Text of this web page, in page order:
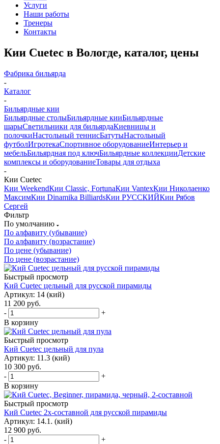
Услуги
Наши работы
Тренеры
Контакты
Кии Cuetec в Вологде, каталог, цены
Фабрика бильярда
-
Каталог
-
Бильярдные кии
Бильярдные столыБильярдные кииБильярдные
шарыСветильники для бильярдаКиевницы и
полочкиНастольный теннисБатутыНастольный
футболИгротекаСпортивное оборудованиеИнтерьер и
мебельБильярдная под ключБильярдные коллекцииДетские
комплексы и оборудованиеТовары для отдыха
-
Кии Cuetec
Кии WeekendКии Classic, FortunaКии VantexКии Николаенко
МаксимКии Dinamika BilliardsКии РУССКИЙКии Рябов
Сергей
Фильтр
По умолчанию
По алфавиту (убывание)
По алфавиту (возрастание)
По цене (убывание)
По цене (возрастание)
Быстрый просмотр
Кий Cuetec цельный для русской пирамиды
Артикул: 14 (кий)
11 200 руб.
-
+
В корзину
Быстрый просмотр
Кий Cuetec цельный для пула
Артикул: 11.3 (кий)
10 300 руб.
-
+
В корзину
Быстрый просмотр
Кий Cuetec 2х-составной для русской пирамиды
Артикул: 14.1. (кий)
12 900 руб.
-
+